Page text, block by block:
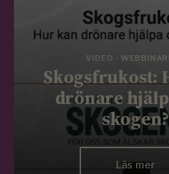
VIDEO -
Skogsfrukost:
drönare
skogen?
Läs mer